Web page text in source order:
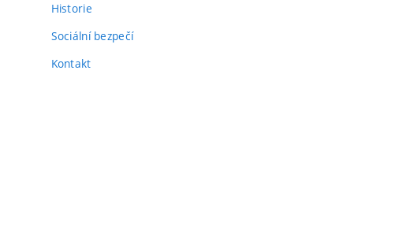
Historie
Sociální bezpečí
Kontakt